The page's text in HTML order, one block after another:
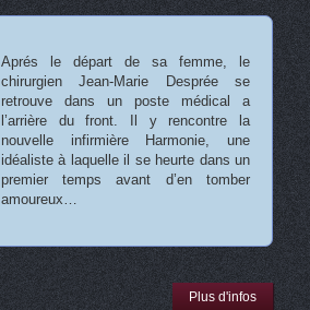
Aprés le départ de sa femme, le
chirurgien Jean-Marie Desprée se
retrouve dans un poste médical a
l’arrière du front. Il y rencontre la
nouvelle infirmière Harmonie, une
idéaliste à laquelle il se heurte dans un
premier temps avant d’en tomber
amoureux…
Plus d'infos